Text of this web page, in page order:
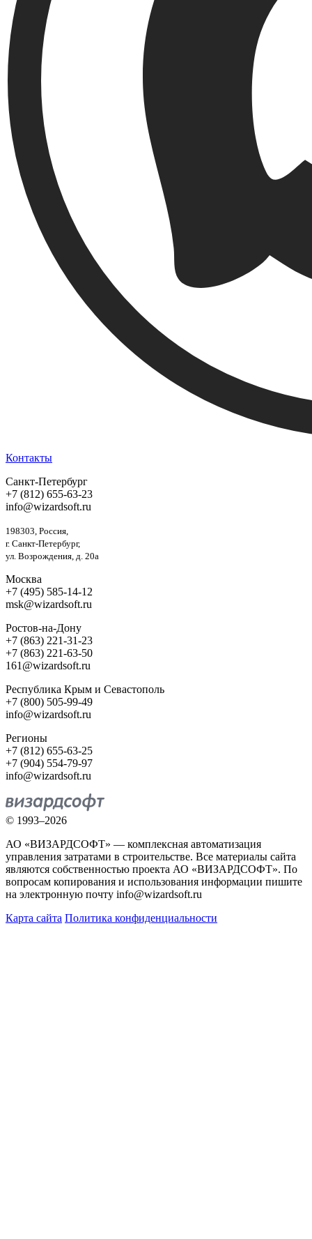
Контакты
Санкт-Петербург
+7 (812) 655-63-23
info@wizardsoft.ru
198303, Россия,
г. Санкт-Петербург,
ул. Возрождения, д. 20а
Москва
+7 (495) 585-14-12
msk@wizardsoft.ru
Ростов-на-Дону
+7 (863) 221-31-23
+7 (863) 221-63-50
161@wizardsoft.ru
Республика Крым и Севастополь
+7 (800) 505-99-49
info@wizardsoft.ru
Регионы
+7 (812) 655-63-25
+7 (904) 554-79-97
info@wizardsoft.ru
© 1993–2026
АО «ВИЗАРДСОФТ» — комплексная автоматизация
управления затратами в строительстве. Все материалы сайта
являются собственностью проекта АО «ВИЗАРДСОФТ». По
вопросам копирования и использования информации пишите
на электронную почту info@wizardsoft.ru
Карта сайта Политика конфиденциальности